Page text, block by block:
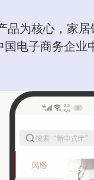
品为核心，家
电子商务企